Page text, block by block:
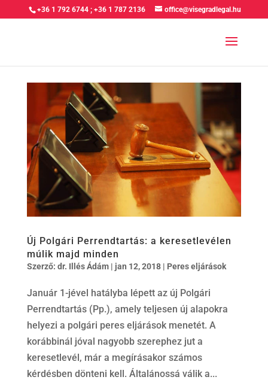
+36 1 792 6744 ;+36 1 787 2136 office@visegradlegal.hu
Új Polgári Perrendtartás: a keresetlevélen
múlik majd minden
Szerző: dr. Illés Ádám| jan 12, 2018| Peres eljárások
Január 1-jével hatályba lépett az új Polgári
Perrendtartás (Pp.), amely teljesen új alapokra
helyezi a polgári peres eljárások menetét. A
korábbinál jóval nagyobb szerephez jut a
keresetlevél, már a megírásakor számos
kérdésben dönteni kell. Általánossá válik a...